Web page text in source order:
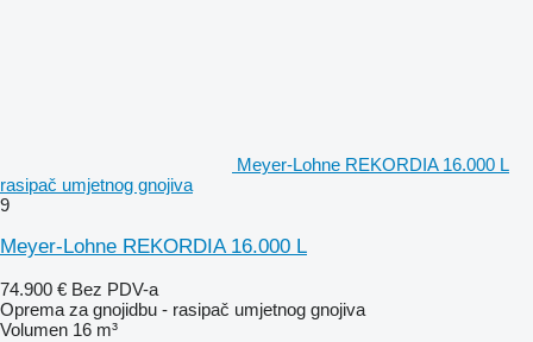
Meyer-Lohne REKORDIA 16.000 L
rasipač umjetnog gnojiva
9
Meyer-Lohne REKORDIA 16.000 L
74.900 € Bez PDV-a
Oprema za gnojidbu - rasipač umjetnog gnojiva
Volumen 16 m³